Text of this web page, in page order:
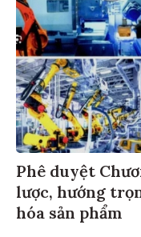
Phê duyệt
lược, hướng
hóa sản phẩm